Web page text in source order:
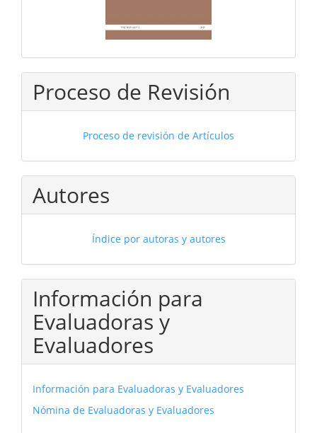
Proceso de Revisión
Proceso de revisión de Artículos
Autores
Índice por autoras y autores
Información para
Evaluadoras y
Evaluadores
Información para Evaluadoras y Evaluadores
Nómina de Evaluadoras y Evaluadores